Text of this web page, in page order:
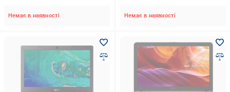
Немає в наявності Немає в наявності